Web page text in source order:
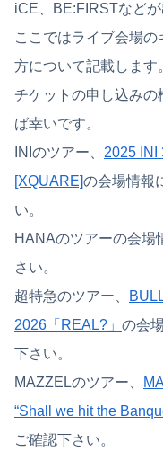
iCE、BE:FIRSTなどが
ここではライブ会場の
方について記載します
チケットの申し込み
ば幸いです。
INIのツアー、 2025 INI
[XQUARE]の会場情報
い。
HANAのツアーの会場
さい。
超特急のツアー、
2026「REAL?」 の会
下さい。
MAZZELのツアー、
“Shall we hit the
ご確認下さい。